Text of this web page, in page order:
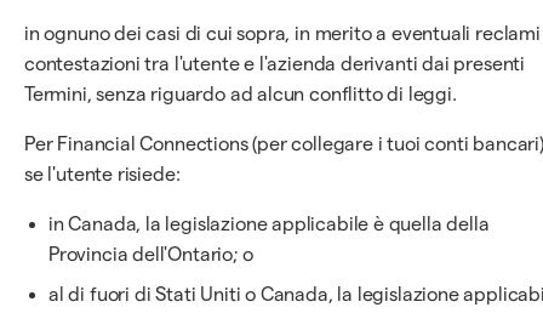
in ognuno dei casi di cui sopra, in merito a eventuali reclami
contestazioni tra l'utente e l'azienda derivanti dai presenti
Termini, senza riguardo ad alcun conflitto di leggi.
Per Financial Connections (per collegare i tuoi conti
se l'utente risiede:
in Canada, la legislazione applicabile è quella della
Provincia dell'Ontario; o
al di fuori di Stati Uniti o Canada, la legislazione